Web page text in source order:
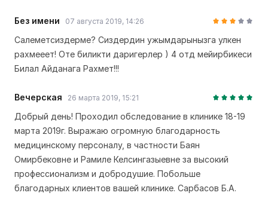
Без имени 07 августа 2019, 14:26
Салеметсиздерме? Сиздердин ужымдарынызга улкен
рахмееет! Оте биликти даригерлер ) 4 отд мейирбикеси
Билал Айданага Рахмет!!!
Вечерская 26 марта 2019, 15:21
Добрый день! Проходил обследование в клинике 18-19
марта 2019г. Выражаю огромную благодарность
медицинскому персоналу, в частности Баян
Омирбековне и Рамиле Келсингазыевне за высокий
профессионализм и добродушие. Побольше
благодарных клиентов вашей клинике. Сарбасов Б.А.